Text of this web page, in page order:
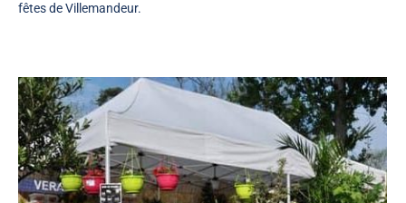
fêtes de Villemandeur.